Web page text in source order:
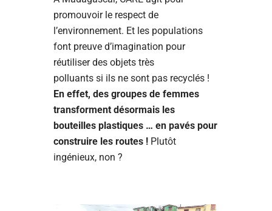
promouvoir le respect de
l’environnement. Et les populations
font preuve d’imagination pour
réutiliser des objets très
polluants si ils ne sont pas recyclés !
En effet, des groupes de femmes
transforment désormais les
bouteilles plastiques … en pavés pour
construire les routes ! Plutôt
ingénieux, non ?